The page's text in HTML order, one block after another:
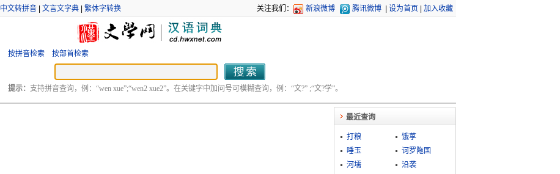
中文转拼音| 文言文字典| 繁体字转换 关注我们： 新浪微博 腾讯微博 设为首页 加入收藏
按拼音检索 按部首检索
提示： 支持拼音查询，例：“wen xue”;“wen2 xue2”。在关键字中加问号可模糊查询，例：“文?” ;“文?学”。
最近查询
打粮
饿莩
唾玉
诃罗陁国
河壖
沿袭